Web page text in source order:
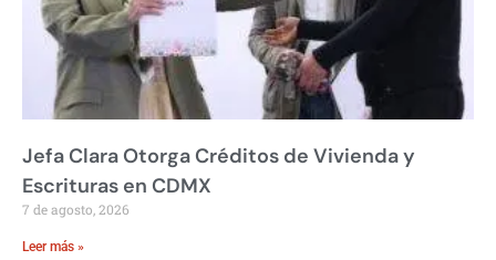
Jefa Clara Otorga Créditos de Vivienda y
Escrituras en CDMX
7 de agosto, 2026
Leer más »